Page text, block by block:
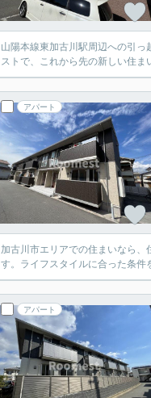
山陽本線東加古川駅周辺への引
ストで、これから先の新しい住ま
アパート
加古川市エリアでの住まいなら
す。ライフスタイルに合った条件
アパート